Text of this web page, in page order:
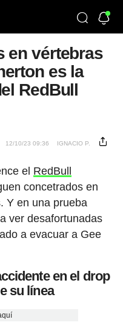
en vértebras
es la
RedBull
12/10/23 09:36 IGNACIO P.
el RedBull
concetrados en
Y en una prueba
ver desafortunadas
a evacuar a Gee
en el drop
su línea